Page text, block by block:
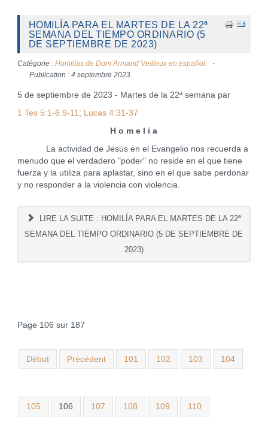
HOMILÍA PARA EL MARTES DE LA 22ª
SEMANA DEL TIEMPO ORDINARIO (5
DE SEPTIEMBRE DE 2023)
Catégorie : Homilías de Dom Armand Veilleux en español.
Publication : 4 septembre 2023
5 de septiembre de 2023 - Martes de la 22ª semana par
1 Tes 5:1-6.9-11; Lucas 4:31-37
H o m e l i a
La actividad de Jesús en el Evangelio nos recuerda a
menudo que el verdadero "poder" no reside en el que tiene
fuerza y la utiliza para aplastar, sino en el que sabe perdonar
y no responder a la violencia con violencia.
LIRE LA SUITE : HOMILÍA PARA EL MARTES DE LA 22ª
SEMANA DEL TIEMPO ORDINARIO (5 DE SEPTIEMBRE DE
2023)
Page 106 sur 187
Début Précédent 101 102 103 104
105 106 107 108 109 110